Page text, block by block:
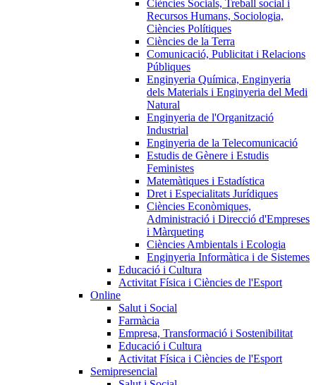
Ciències Socials, Treball social i
Recursos Humans, Sociologia,
Ciències Polítiques
Ciències de la Terra
Comunicació, Publicitat i Relacions
Públiques
Enginyeria Química, Enginyeria
dels Materials i Enginyeria del Medi
Natural
Enginyeria de l'Organització
Industrial
Enginyeria de la Telecomunicació
Estudis de Gènere i Estudis
Feministes
Matemàtiques i Estadística
Dret i Especialitats Jurídiques
Ciències Econòmiques,
Administració i Direcció d'Empreses
i Màrqueting
Ciències Ambientals i Ecologia
Enginyeria Informàtica i de Sistemes
Educació i Cultura
Activitat Física i Ciències de l'Esport
Online
Salut i Social
Farmàcia
Empresa, Transformació i Sostenibilitat
Educació i Cultura
Activitat Física i Ciències de l'Esport
Semipresencial